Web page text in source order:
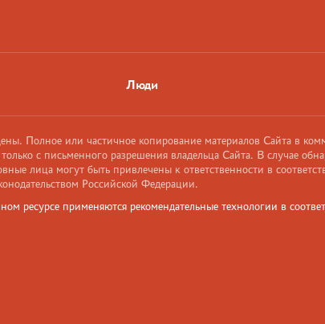
Люди
Полное или частичное копирование материалов Сайта в
с письменного разрешения владельца Сайта. В случае
лица могут быть привлечены к ответственности в
Российской Федерации.
ресурсе применяются рекомендательные технологии в